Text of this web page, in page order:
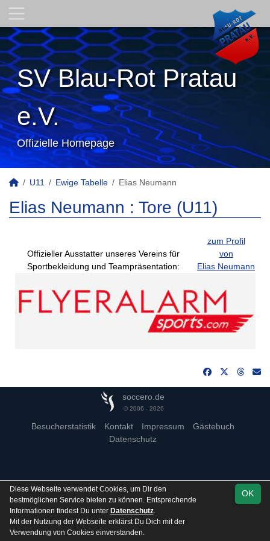
SV Blau-Rot Pratau
e.V.
Offizielle Homepage
U11 Ewige Tabelle Elias Neumann
Elias Neumann : Tore (U11)
zum Profil
von
Elias Neumann
Offizieller Ausstatter unseres Vereins für
Sportbekleidung und Teampräsentation:
soccero.de
© 2006 - 2026
Besucherstatistik Kontakt Impressum
Gästebuch
Datenschutz
OK
Diese Webseite verwendet Cookies, um Dir den
bestmöglichen Service bieten zu können. Entsprechende
Informationen findest Du unter Datenschutz.
Mit der Nutzung der Webseite erklärst Du Dich mit der
Verwendung von Cookies einverstanden.